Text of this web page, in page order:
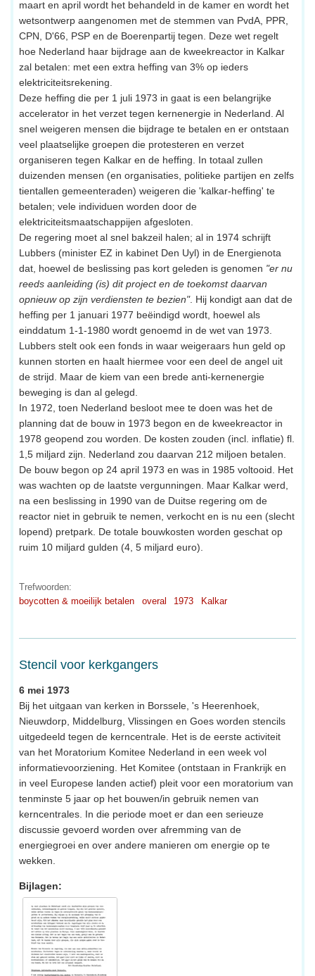
maart en april wordt het behandeld in de kamer en wordt het
wetsontwerp aangenomen met de stemmen van PvdA, PPR,
CPN, D'66, PSP en de Boerenpartij tegen. Deze wet regelt
hoe Nederland haar bijdrage aan de kweekreactor in Kalkar
zal betalen: met een extra heffing van 3% op ieders
elektriciteitsrekening.
Deze heffing die per 1 juli 1973 in gaat is een belangrijke
accelerator in het verzet tegen kernenergie in Nederland. Al
snel weigeren mensen die bijdrage te betalen en er ontstaan
veel plaatselijke groepen die protesteren en verzet
organiseren tegen Kalkar en de heffing. In totaal zullen
duizenden mensen (en organisaties, politieke partijen en zelfs
tientallen gemeenteraden) weigeren die 'kalkar-heffing' te
betalen; vele individuen worden door de
elektriciteitsmaatschappijen afgesloten.
De regering moet al snel bakzeil halen; al in 1974 schrijft
Lubbers (minister EZ in kabinet Den Uyl) in de Energienota
dat, hoewel de beslissing pas kort geleden is genomen "er nu
reeds aanleiding (is) dit project en de toekomst daarvan
opnieuw op zijn verdiensten te bezien". Hij kondigt aan dat de
heffing per 1 januari 1977 beëindigd wordt, hoewel als
einddatum 1-1-1980 wordt genoemd in de wet van 1973.
Lubbers stelt ook een fonds in waar weigeraars hun geld op
kunnen storten en haalt hiermee voor een deel de angel uit
de strijd. Maar de kiem van een brede anti-kernenergie
beweging is dan al gelegd.
In 1972, toen Nederland besloot mee te doen was het de
planning dat de bouw in 1973 begon en de kweekreactor in
1978 geopend zou worden. De kosten zouden (incl. inflatie) fl.
1,5 miljard zijn. Nederland zou daarvan 212 miljoen betalen.
De bouw begon op 24 april 1973 en was in 1985 voltooid. Het
was wachten op de laatste vergunningen. Maar Kalkar werd,
na een beslissing in 1990 van de Duitse regering om de
reactor niet in gebruik te nemen, verkocht en is nu een (slecht
lopend) pretpark. De totale bouwkosten worden geschat op
ruim 10 miljard gulden (4, 5 miljard euro).
Trefwoorden:
boycotten & moeilijk betalen
overal 1973 Kalkar
Stencil voor kerkgangers
6 mei 1973
Bij het uitgaan van kerken in Borssele, 's Heerenhoek,
Nieuwdorp, Middelburg, Vlissingen en Goes worden stencils
uitgedeeld tegen de kerncentrale. Het is de eerste activiteit
van het Moratorium Komitee Nederland in een week vol
informatievoorziening. Het Komitee (ontstaan in Frankrijk en
in veel Europese landen actief) pleit voor een moratorium van
tenminste 5 jaar op het bouwen/in gebruik nemen van
kerncentrales. In die periode moet er dan een serieuze
discussie gevoerd worden over afremming van de
energiegroei en over andere manieren om energie op te
wekken.
Bijlagen: